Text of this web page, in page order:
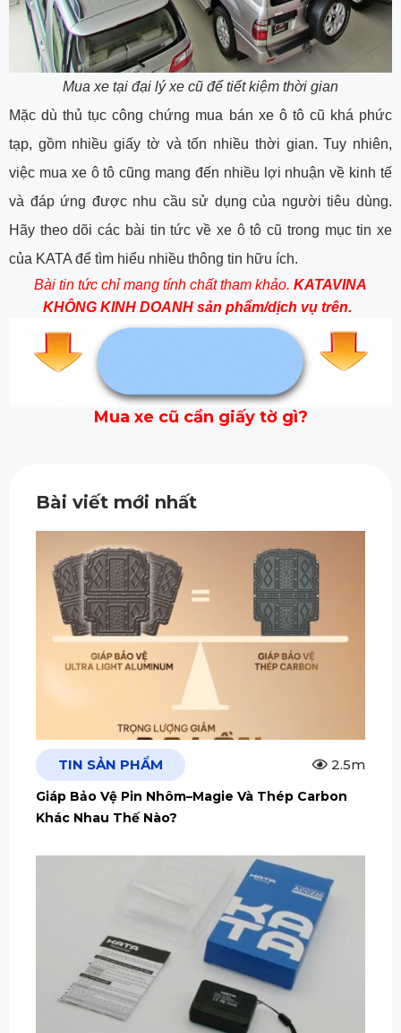
Mua xe tại đại lý xe cũ để tiết kiệm thời gian
Mặc dù thủ tục công chứng mua bán xe ô tô cũ khá phức
tạp, gồm nhiều giấy tờ và tốn nhiều thời gian. Tuy nhiên,
việc mua xe ô tô cũng mang đến nhiều lợi nhuận về kinh tế
và đáp ứng được nhu cầu sử dụng của người tiêu dùng.
Hãy theo dõi các bài tin tức về xe ô tô cũ trong mục tin xe
của KATA để tìm hiểu nhiều thông tin hữu ích.
Bài tin tức chỉ mang tính chất tham khảo. KATAVINA
KHÔNG KINH DOANH sản phẩm/dịch vụ trên.
Mua xe cũ cần giấy tờ gì?
Bài viết mới nhất
TIN SẢN PHẨM 2.5m
Giáp Bảo Vệ Pin Nhôm–Magie Và Thép Carbon
Khác Nhau Thế Nào?